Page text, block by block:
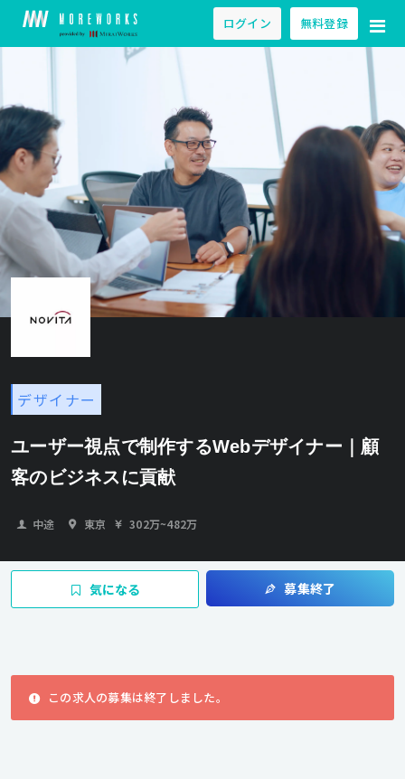
ログイン 無料登録
デザイナー
ユーザー視点で制作するWebデザイナー｜顧
客のビジネスに貢献
中途 東京 302万~482万
気になる 募集終了
この求人の募集は終了しました。